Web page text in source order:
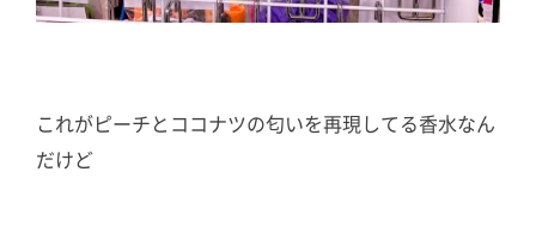
これがピーチとココナツの匂いを再現してる香水なん
だけど